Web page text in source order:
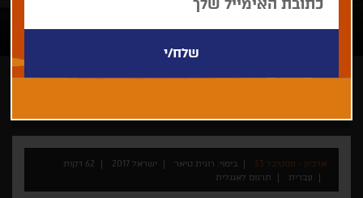
ארכיון - פסטיבל 33 בימוי: רונית טיאר ישראל 2017
62 דקות
עברית
תרגום לאנגלית